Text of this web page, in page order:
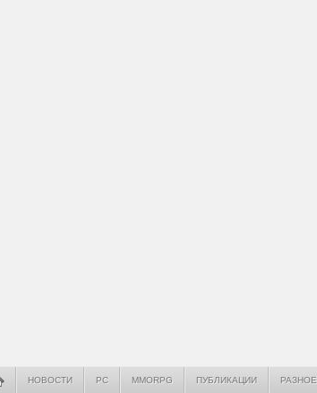
НОВОСТИ PC MMORPG ПУБЛИКАЦИИ РАЗНОЕ